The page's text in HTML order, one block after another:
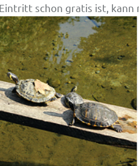
schon gratis ist, kann